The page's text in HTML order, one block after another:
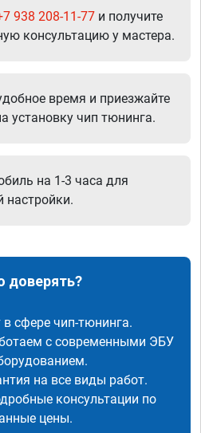
938 208-11-77 и получите
консультацию у мастера.
время и приезжайте
установку чип тюнинга.
на 1-3 часа для
настройки.
доверять?
сфере чип-тюнинга.
с современными ЭБУ
на все виды работ.
консультации по
цены.